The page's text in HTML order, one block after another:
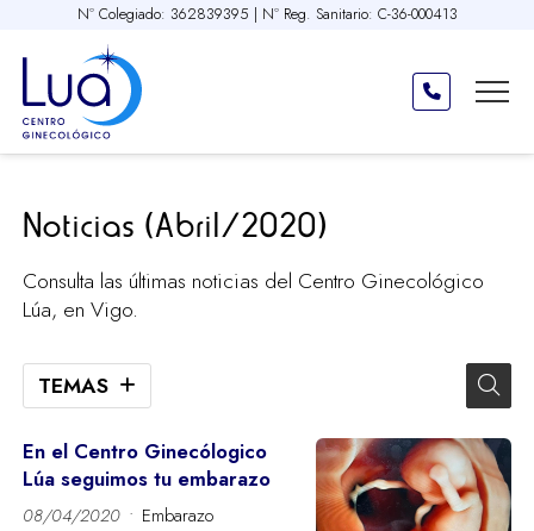
Nº Colegiado: 362839395 | Nº Reg. Sanitario: C-36-000413
Noticias (Abril/2020)
Consulta las últimas noticias del Centro Ginecológico
Lúa, en Vigo.
TEMAS
En el Centro Ginecólogico
Lúa seguimos tu embarazo
08/04/2020 Embarazo